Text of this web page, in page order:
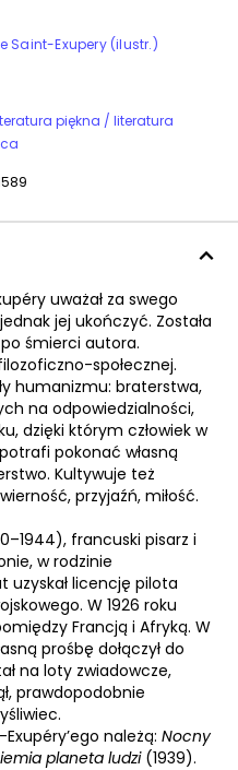
Saint-Exupery (ilustr.)
piękna / literatura
uważał za swego
jej ukończyć. Została
śmierci autora.
społecznej.
humanizmu: braterstwa,
na odpowiedzialności,
dzięki którym człowiek w
pokonać własną
Kultywuje też
przyjaźń, miłość.
francuski pisarz i
w rodzinie
uzyskał licencję pilota
W 1926 roku
Francją i Afryką. W
prośbę dołączył do
na loty zwiadowcze,
prawdopodobnie
należą: Nocny
planeta ludzi(1939).